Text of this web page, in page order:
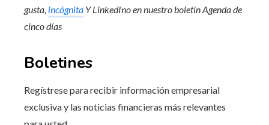
gusta, incógnita YLinkedIno ennuestro boletínAgenda de
cinco días
Boletines
Regístrese para recibir información empresarial
exclusiva y las noticias financieras más relevantes